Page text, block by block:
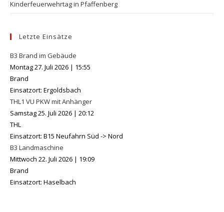
Kinderfeuerwehrtag in Pfaffenberg
Letzte Einsätze
B3 Brand im Gebäude
Montag 27. Juli 2026 | 15:55
Brand
Einsatzort: Ergoldsbach
THL1 VU PKW mit Anhänger
Samstag 25. Juli 2026 | 20:12
THL
Einsatzort: B15 Neufahrn Süd -> Nord
B3 Landmaschine
Mittwoch 22. Juli 2026 | 19:09
Brand
Einsatzort: Haselbach